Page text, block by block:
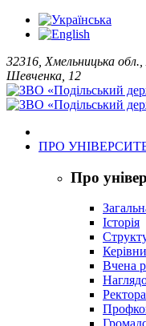
32316, Хмельницька
Шевченка, 12
ПРО
Про
Історія
Вчена